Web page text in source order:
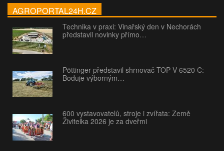
AGROPORTAL24H.CZ
Technika v praxi: Vinařský den v Nechorách
představil novinky přímo…
Pöttinger představil shrnovač TOP V 6520 C:
Boduje výborným…
600 vystavovatelů, stroje i zvířata: Země
Živitelka 2026 je za dveřmi